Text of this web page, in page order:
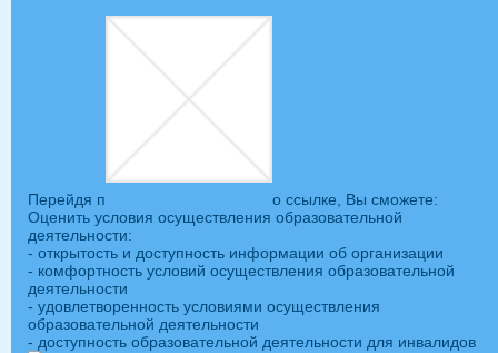
Перейдя п
о ссылке, Вы сможете:
Оценить условия осуществления образовательной
деятельности:
- открытость и доступность информации об организации
- комфортность условий осуществления образовательной
деятельности
- удовлетворенность условиями осуществления
образовательной деятельности
- доступность образовательной деятельности для инвалидов